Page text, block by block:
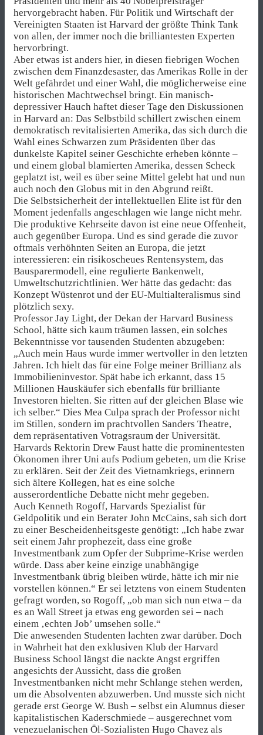
hervorgebracht haben. Für Politik und Wirtschaft der
Vereinigten Staaten ist Harvard der größte Think Tank
von allen, der immer noch die brilliantesten Experten
hervorbringt.
Aber etwas ist anders hier, in diesen fiebrigen Wochen
zwischen dem Finanzdesaster, das Amerikas Rolle in der
Welt gefährdet und einer Wahl, die möglicherweise eine
historischen Machtwechsel bringt. Ein manisch-
depressiver Hauch haftet dieser Tage den Diskussionen
in Harvard an: Das Selbstbild schillert zwischen einem
demokratisch revitalisierten Amerika, das sich durch die
Wahl eines Schwarzen zum Präsidenten über das
dunkelste Kapitel seiner Geschichte erheben könnte –
und einem global blamierten Amerika, dessen Scheck
geplatzt ist, weil es über seine Mittel gelebt hat und nun
auch noch den Globus mit in den Abgrund reißt.
Die Selbstsicherheit der intellektuellen Elite ist für den
Moment jedenfalls angeschlagen wie lange nicht mehr.
Die produktive Kehrseite davon ist eine neue Offenheit,
auch gegenüber Europa. Und es sind gerade die zuvor
oftmals verhöhnten Seiten an Europa, die jetzt
interessieren: ein risikoscheues Rentensystem, das
Bausparermodell, eine regulierte Bankenwelt,
Umweltschutzrichtlinien. Wer hätte das gedacht: das
Konzept Wüstenrot und der EU-Multialteralismus sind
plötzlich sexy.
Professor Jay Light, der Dekan der Harvard Business
School, hätte sich kaum träumen lassen, ein solches
Bekenntnisse vor tausenden Studenten abzugeben:
„Auch mein Haus wurde immer wertvoller in den letzten
Jahren. Ich hielt das für eine Folge meiner Brillianz als
Immobilieninvestor. Spät habe ich erkannt, dass 15
Millionen Hauskäufer sich ebenfalls für brilliante
Investoren hielten. Sie ritten auf der gleichen Blase wie
ich selber.“ Dies Mea Culpa sprach der Professor nicht
im Stillen, sondern im prachtvollen Sanders Theatre,
dem repräsentativen Votragsraum der Universität.
Harvards Rektorin Drew Faust hatte die prominentesten
Ökonomen ihrer Uni aufs Podium gebeten, um die Krise
zu erklären. Seit der Zeit des Vietnamkriegs, erinnern
sich ältere Kollegen, hat es eine solche
ausserordentliche Debatte nicht mehr gegeben.
Auch Kenneth Rogoff, Harvards Spezialist für
Geldpolitik und ein Berater John McCains, sah sich dort
zu einer Bescheidenheitsgeste genötigt: „Ich habe zwar
seit einem Jahr prophezeit, dass eine große
Investmentbank zum Opfer der Subprime-Krise werden
würde. Dass aber keine einzige unabhängige
Investmentbank übrig bleiben würde, hätte ich mir nie
vorstellen können.“ Er sei letztens von einem Studenten
gefragt worden, so Rogoff, „ob man sich nun etwa – da
es an Wall Street ja etwas eng geworden sei – nach
einem ‚echten Job’ umsehen solle.“
Die anwesenden Studenten lachten zwar darüber. Doch
in Wahrheit hat den exklusiven Klub der Harvard
Business School längst die nackte Angst ergriffen
angesichts der Aussicht, dass die großen
Investmentbanken nicht mehr Schlange stehen werden,
um die Absolventen abzuwerben. Und musste sich nicht
gerade erst George W. Bush – selbst ein Alumnus dieser
kapitalistischen Kaderschmiede – ausgerechnet vom
venezuelanischen Öl-Sozialisten Hugo Chavez als